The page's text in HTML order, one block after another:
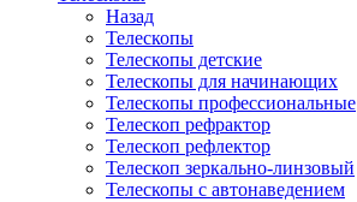
Назад
Телескопы
Телескопы детские
Телескопы для начинающих
Телескопы профессиональные
Телескоп рефрактор
Телескоп рефлектор
Телескоп зеркально-линзовый
Телескопы с автонаведением